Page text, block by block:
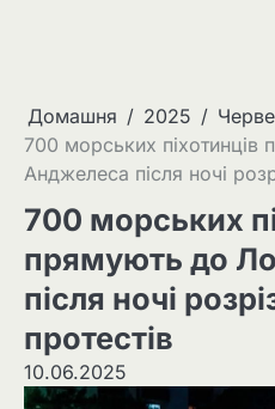
Домашня 2025
700 морських
Анджелеса після ночі
700 морських
прямують до
після ночі
протестів
10.06.2025